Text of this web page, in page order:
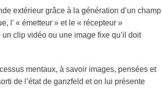
extérieur grâce à la génération d’un champ
l’ « émetteur » et le « récepteur »
un clip vidéo ou une image fixe qu’il doit
mentaux, à savoir images, pensées et
de l’état de ganzfeld et on lui présente